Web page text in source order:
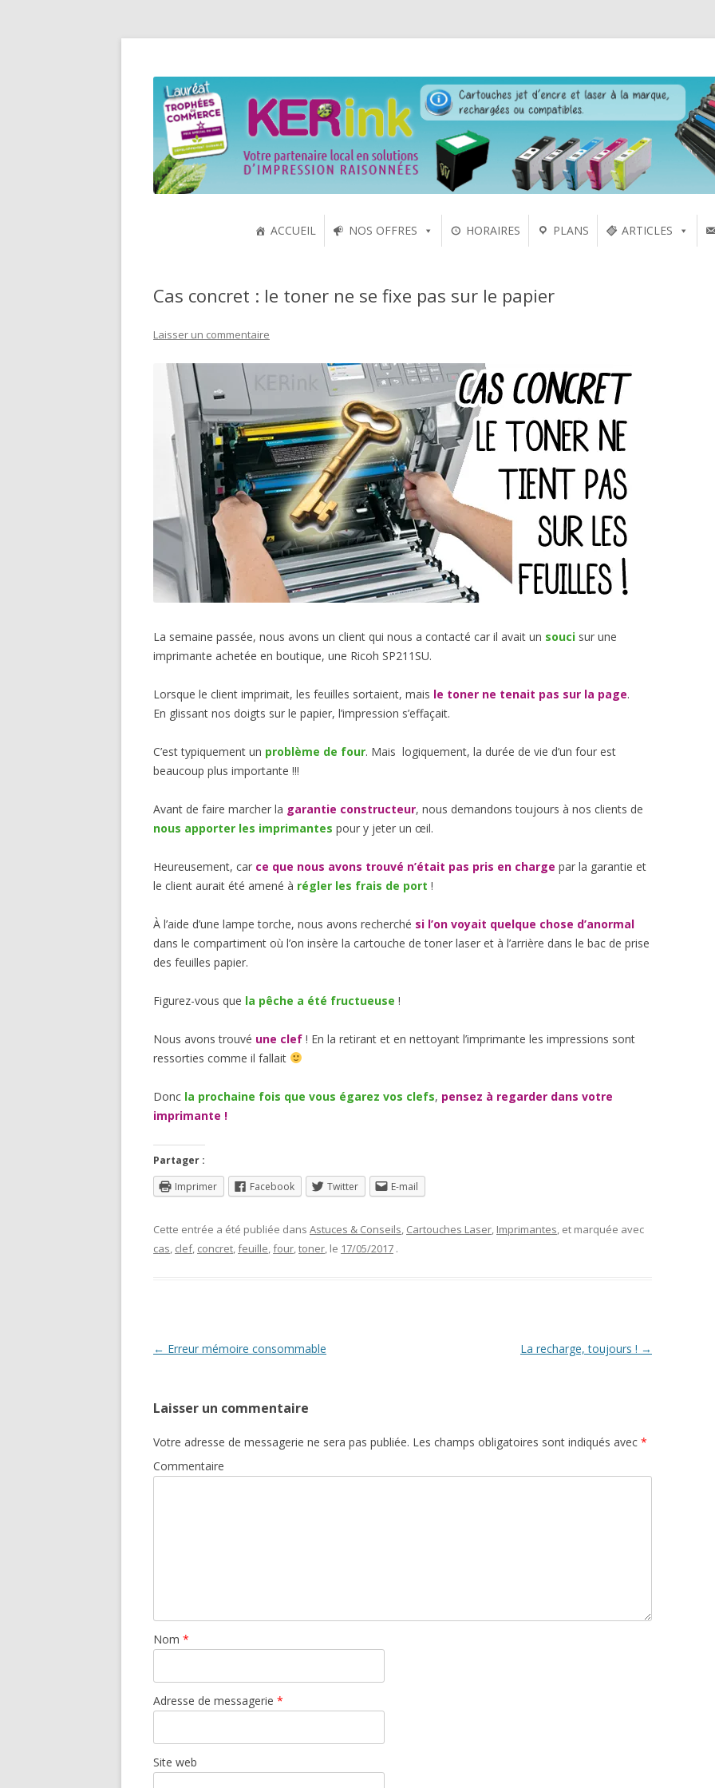
KERink
au
ACCUEIL NOS OFFRES HORAIRES PLANS ARTICLES
Cas concret : le toner ne se fixe pas sur le papier
Laisser un commentaire
La semaine passée, nous avons un client qui nous a contacté car il avait un souci sur une
imprimante achetée en boutique, une Ricoh SP211SU.
Lorsque le client imprimait, les feuilles sortaient, mais le toner ne tenait pas sur la page.
En glissant nos doigts sur le papier, l’impression s’effaçait.
C’est typiquement un problème de four. Mais logiquement, la durée de vie d’un four est
beaucoup plus importante !!!
Avant de faire marcher la garantie constructeur, nous demandons toujours à nos clients de
nous apporter les imprimantes pour y jeter un œil.
Heureusement, car ce que nous avons trouvé n’était pas pris en charge par la garantie et
le client aurait été amené à régler les frais de port !
À l’aide d’une lampe torche, nous avons recherché si l’on voyait quelque chose d’anormal
dans le compartiment où l’on insère la cartouche de toner laser et à l’arrière dans le bac de prise
des feuilles papier.
Figurez-vous que la pêche a été fructueuse !
Nous avons trouvé une clef ! En la retirant et en nettoyant l’imprimante les impressions sont
ressorties comme il fallait
Donc la prochaine fois que vous égarez vos clefs, pensez à regarder dans votre
imprimante !
Partager :
Imprimer
Facebook Twitter E-mail
Cette entrée a été publiée dans Astuces & Conseils, Cartouches Laser, Imprimantes, et marquée avec
cas, clef, concret,feuille,four,toner, le 17/05/2017 .
Navigation
← Erreur mémoire consommable La recharge, toujours ! →
Laisser un commentaire
Votre adresse de messagerie ne sera pas publiée. Les champs obligatoires sont indiqués avec *
Commentaire
Nom *
Adresse de messagerie *
Site web